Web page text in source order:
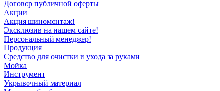
Договор публичной оферты
Акции
Акция шиномонтаж!
Эксклюзив на нашем сайте!
Персональный менеджер!
Продукция
Средство для очистки и ухода за руками
Мойка
Инструмент
Укрывочный материал